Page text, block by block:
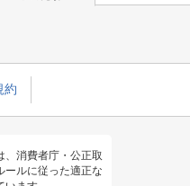
約
、消費者庁・公正取
ールに従った適正な